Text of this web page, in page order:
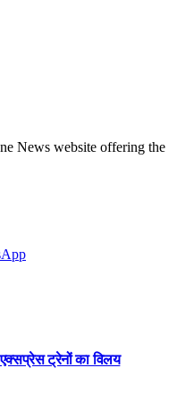
News website offering the
ट्रेनों का विलय